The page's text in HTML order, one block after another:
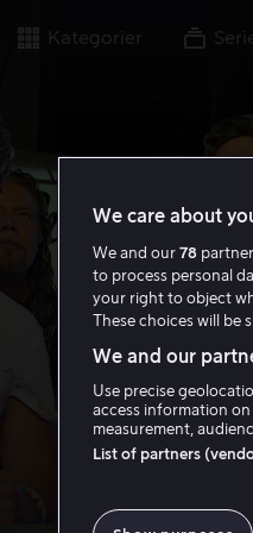
Kategorier
We care about
We and our 78
to process personal
your right to object
These choices will be
We and our
Use precise
access information
measurement,
List of partners